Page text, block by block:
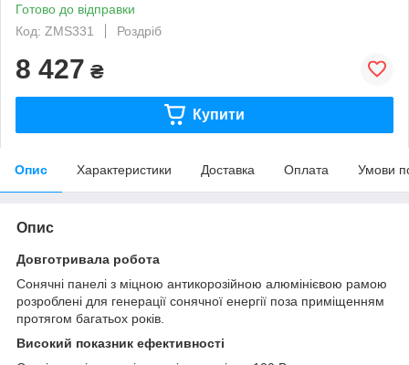
Готово до відправки
Код: ZMS331
Роздріб
8 427 ₴
Купити
Опис Характеристики Доставка Оплата Умови
Опис
Довготривала робота
Сонячні панелі з міцною антикорозійною алюмінієвою рамою
розроблені для генерації сонячної енергії поза приміщенням
протягом багатьох років.
Високий показник ефективності